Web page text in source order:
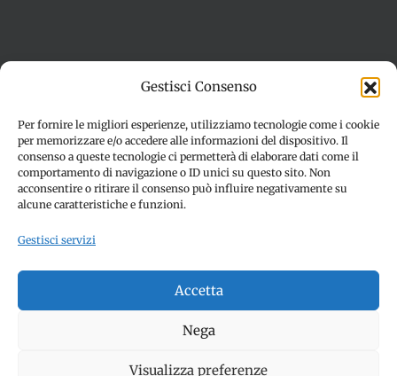
Gestisci Consenso
Per fornire le migliori esperienze, utilizziamo tecnologie come i cookie
per memorizzare e/o accedere alle informazioni del dispositivo. Il
consenso a queste tecnologie ci permetterà di elaborare dati come il
comportamento di navigazione o ID unici su questo sito. Non
acconsentire o ritirare il consenso può influire negativamente su
alcune caratteristiche e funzioni.
Gestisci servizi
Accetta
Nega
Visualizza preferenze
Disconoscimento
© Copyright 2012 -2026 | SPETTACOLI EVENTI - CIVITANOVA
MARCHE (MC) - Partita iva: 01907890436 | ALL RIGHTS
RESERVED | Made with ❤️ by